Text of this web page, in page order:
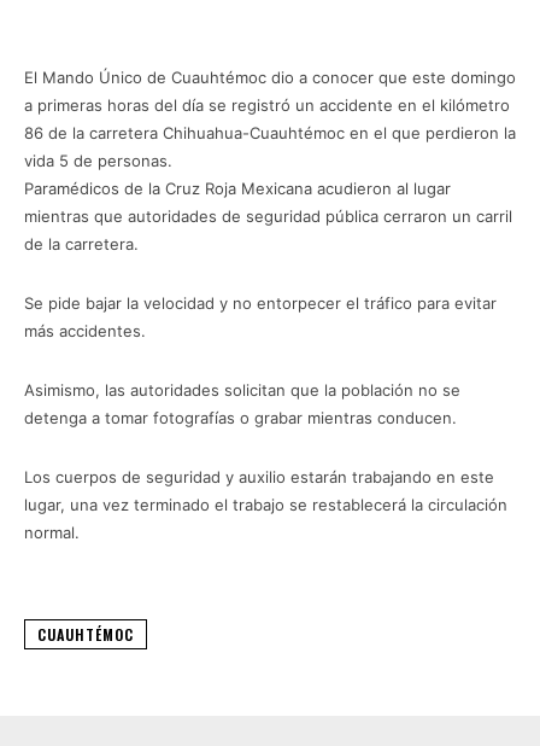
El Mando Único de Cuauhtémoc dio a conocer que este domingo
a primeras horas del día se registró un accidente en el kilómetro
86 de la carretera Chihuahua-Cuauhtémoc en el que perdieron la
vida 5 de personas.
Paramédicos de la Cruz Roja Mexicana acudieron al lugar
mientras que autoridades de seguridad pública cerraron un carril
de la carretera.
Se pide bajar la velocidad y no entorpecer el tráfico para evitar
más accidentes.
Asimismo, las autoridades solicitan que la población no se
detenga a tomar fotografías o grabar mientras conducen.
Los cuerpos de seguridad y auxilio estarán trabajando en este
lugar, una vez terminado el trabajo se restablecerá la circulación
normal.
CUAUHTÉMOC